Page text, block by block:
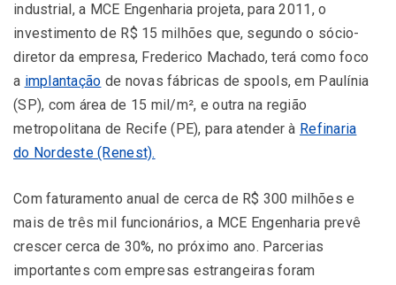
industrial, a MCE Engenharia projeta, para 2011, o
investimento de R$ 15 milhões que, segundo o sócio-
diretor da empresa, Frederico Machado, terá como foco
a implantação de novas fábricas de spools, em Paulínia
(SP), com área de 15 mil/m², e outra na região
metropolitana de Recife (PE), para atender à Refinaria
do Nordeste (Renest).
Com faturamento anual de cerca de R$ 300 milhões e
mais de três mil funcionários, a MCE Engenharia prevê
crescer cerca de 30%, no próximo ano. Parcerias
importantes com empresas estrangeiras foram